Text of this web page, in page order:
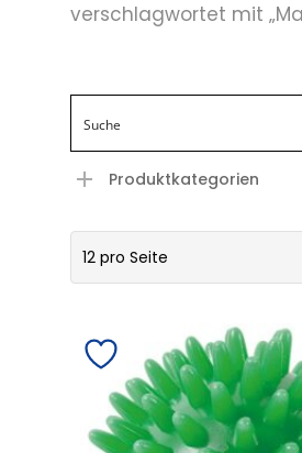
verschlagwortet mit
Produktkategorien
12 pro Seite